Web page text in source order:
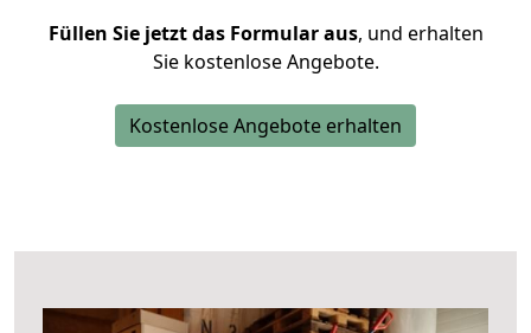
Füllen Sie jetzt das Formular aus, und erhalten
Sie kostenlose Angebote.
Kostenlose Angebote erhalten